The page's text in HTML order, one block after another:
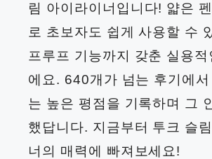
림 아이라이너입니다! 얇은
로 초보자도 쉽게 사용할 수
프루프 기능까지 갖춘 실용적
에요. 640개가 넘는 후기에
는 높은 평점을 기록하며 그
했답니다. 지금부터 투크 슬림
너의 매력에 빠져보세요!